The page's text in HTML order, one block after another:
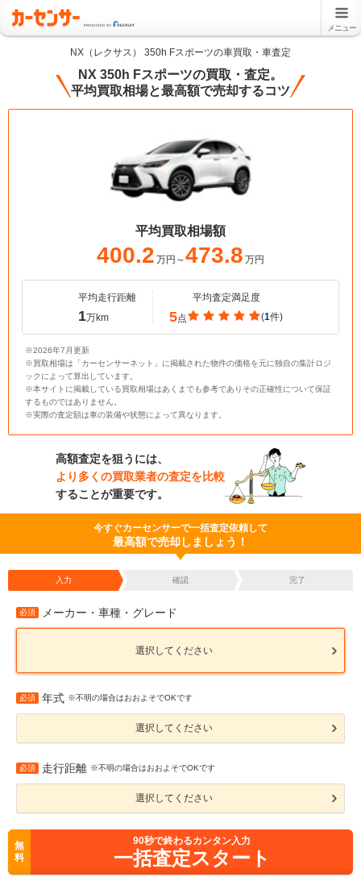
メニュー
NX（レクサス） 350h Fスポーツの車買取・車査定
NX 350h Fスポーツの買取・査定。
平均買取相場と最高額で売却するコツ
平均買取相場額
400.2 万円～473.8 万円
平均走行距離
1万km
平均査定満足度
5点 (1件)
※2026年7月更新
※買取相場は「カーセンサーネット」に掲載された物件の価格を元に独自の集計ロジ
ックによって算出しています。
※本サイトに掲載している買取相場はあくまでも参考でありその正確性について保証
するものではありません。
※実際の査定額は車の装備や状態によって異なります。
高額査定を狙うには、
より多くの買取業者の査定を比較
することが重要です。
今すぐカーセンサーで一括査定依頼して
最高額で売却しましょう！
入力 確認 完了
必須 メーカー・車種・グレード
選択してください
必須 年式 ※不明の場合はおおよそでOKです
選択してください
必須 走行距離 ※不明の場合はおおよそでOKです
選択してください
無
料
90秒で終わるカンタン入力
一括査定スタート